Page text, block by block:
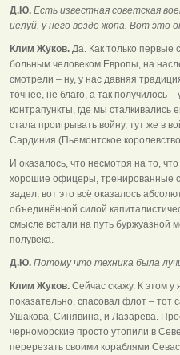
Д.Ю. Есть известная советская
целуй, у него везде жопа. Вот это
Клим Жуков. Да. Как только первые
больным человеком Европы, на
смотрели – ну, у нас давняя
точнее, не благо, а так получилось
контрапункты, где мы сталкивались
стала проигрывать войну, тут же в
Сардиния (Пьемонтское
И оказалось, что несмотря на то,
хорошие офицеры, тренированные
задел, вот это всё оказалось
объединённой силой
смысле встали на путь буржуазной
полувека.
Д.Ю. Потому что техника была
Клим Жуков. Сейчас скажу. К этом у
показательно, спасовал флот – тот
Ушакова, Синявина, и Лазарева.
черноморские просто утопили в
перерезать своими кораблями